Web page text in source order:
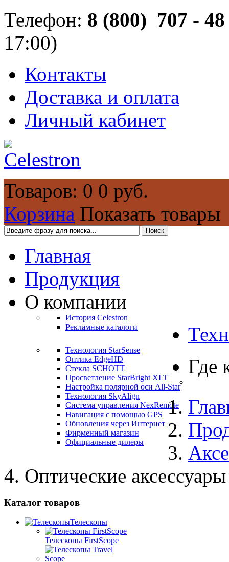
Телефон: 8 (800) 707 - 48
17:00)
Контакты
Доставка и оплата
Личный кабинет
Товаров: 0 0 руб.
Корзина Показать товары
Главная
Продукция
О компании
История Celestron
Рекламные каталоги
Технология StarSense
Оптика EdgeHD
Стекла SCHOTT
Просветление StarBright XLT
Настройка полярной оси All-Star
Технология SkyAlign
Система управления NexRemote
Навигация с помощью GPS
Обновления через Интернет
Где
Фирменный магазин
Официальные дилеры
Оптические аксессуары
Каталог товаров
Телескопы
Телескопы FirstScope